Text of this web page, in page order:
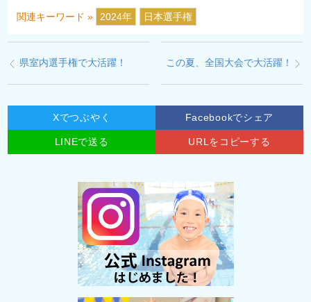
関連キーワード » 2024年 日本選手権
県室内選手権で大活躍！ この夏、全国大会で大活躍！
Xでつぶやく Facebookでシェア
LINEで送る URLをコピーする